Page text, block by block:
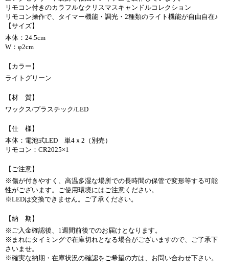
リモコン付きのカラフルなクリスマスキャンドルコレクション
リモコン操作で、タイマー機能・調光・2種類のライト機能が自由自在♪
【サイズ】
本体：24.5cm
W：φ2cm
【カラー】
ライトグリーン
【材 質】
ワックス/プラスチック/LED
【仕 様】
本体：電池式LED 単4ｘ2（別売）
リモコン：CR2025×1
【ご注意】
※傷が付きやすく、高温多湿な場所での長時間の保管で変形等する可能
性がございます。ご使用環境にはご注意ください。
※LEDは交換できません。ご了承ください。
【納 期】
※ご入金確認後、1週間前後でのお届けとなります。
※まれにタイミングで在庫切れとなる場合がございますので、ご了承下
さいませ。
※確実な納期・在庫状況の確認をご希望の方は、お問い合わせ下さい。